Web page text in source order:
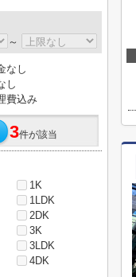
～
なし
し
費込み
3件が該当
1K
1LDK
2DK
3K
3LDK
4DK